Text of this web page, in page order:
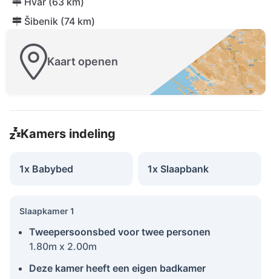
Šibenik (74 km)
Kaart openen
Kamers indeling
1x Babybed 1x Slaapbank
Slaapkamer 1
Tweepersoonsbed voor twee personen
1.80m x 2.00m
Deze kamer heeft een eigen badkamer